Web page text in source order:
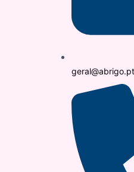
geral@abrigo.pt